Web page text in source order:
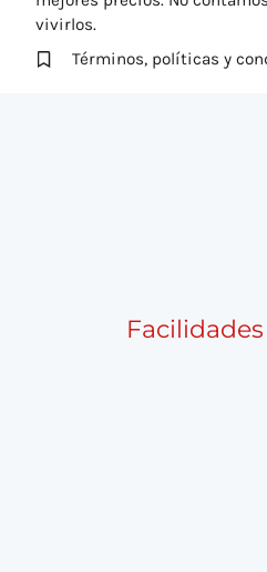
vivirlos.
Términos, políticas y